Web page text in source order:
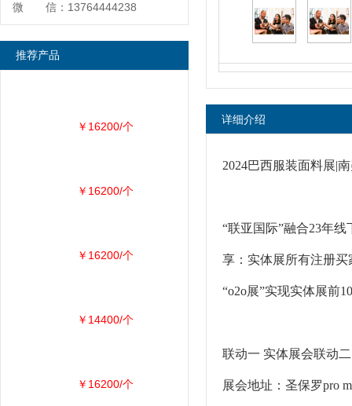
详细介绍
2024巴西服装面料展|
“联亚国际”融合23年线
享：实体展所有注册买
“o2o展”实现实体展前
联动一 实体展会联动
展会地址：圣保罗pro
微 信：13764444238
推荐产品
￥16200/个
￥16200/个
￥16200/个
￥14400/个
￥16200/个